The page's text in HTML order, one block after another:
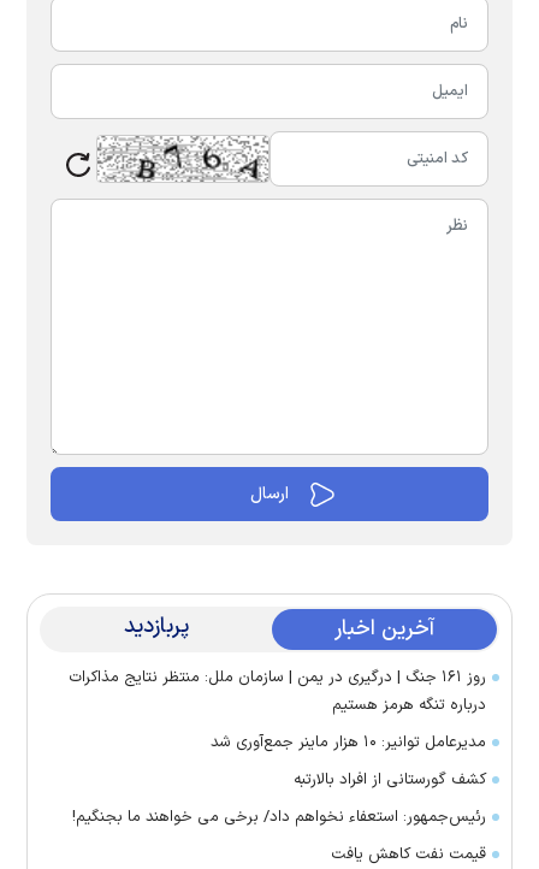
آخرین اخبار پربازدید
روز ۱۶۱ جنگ | درگیری در یمن | سازمان ملل: منتظر نتایج مذاکرات
درباره تنگه هرمز هستیم
مدیرعامل توانیر: ۱۰ هزار ماینر جمع‌آوری شد
کشف گورستانی از افراد بالارتبه
رئیس‌جمهور: استعفاء نخواهم داد/ برخی می خواهند ما بجنگیم!
قیمت نفت کاهش یافت